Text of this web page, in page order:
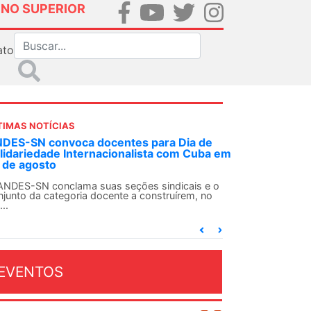
SUPERIOR
NOTÍCIAS
SN convoca docentes para Dia de
Internacionalista com Cuba em
de agosto
SN conclama suas seções sindicais e o
da categoria docente a construírem, no